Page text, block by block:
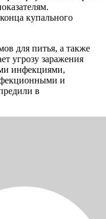
купального
для питья, а также
угрозу заражения
инфекциями,
и
в